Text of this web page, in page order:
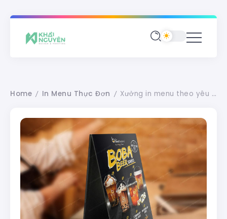
Home / In Menu Thực Đơn / Xưởng in menu theo yêu cầu tại Sài Gòn TP.HCM.